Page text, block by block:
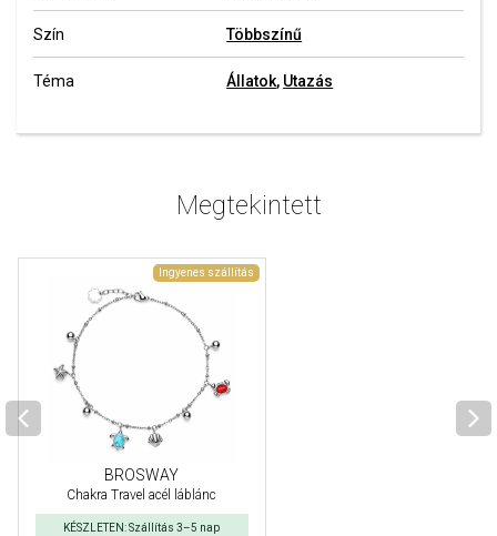
Szín Többszínű
Téma Állatok, Utazás
Megtekintett
Ingyenes szállítás
BROSWAY
Chakra Travel acél láblánc
KÉSZLETEN: Szállítás 3–5 nap